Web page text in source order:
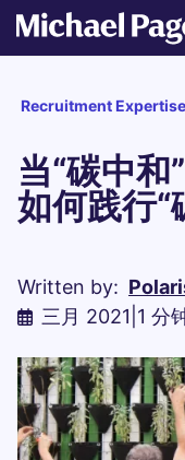
Recruitment Expertise
当“碳中
如何践行“
Written by:
三月 2021 1 分